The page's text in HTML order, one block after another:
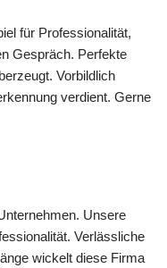
für Professionalität,
Gespräch. Perfekte
Vorbildlich
verdient. Gerne
Unsere
Verlässliche
wickelt diese Firma